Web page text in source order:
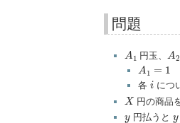
問題
A1
A1 円玉、A2
A
A1 = 1
A
各 i につ
X
X 円の商品
y
y円払うと y